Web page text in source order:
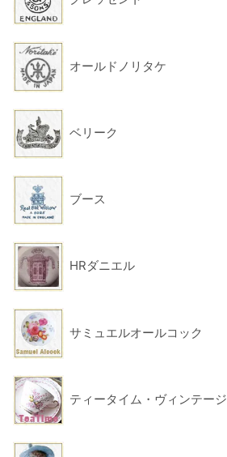
オールドノリタケ
ベリーク
ブース
HRダニエル
サミュエルオールコック
ティータイム・ヴィンテージ